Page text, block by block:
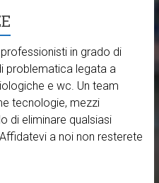
in grado di
problematica legata a
e wc. Un team
tecnologie, mezzi
di eliminare qualsiasi
a noi non resterete